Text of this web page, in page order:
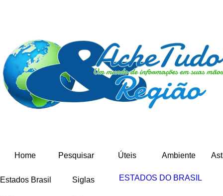
Home Pesquisar Úteis Ambiente
Estados Brasil Siglas ESTADOS DO BRASIL